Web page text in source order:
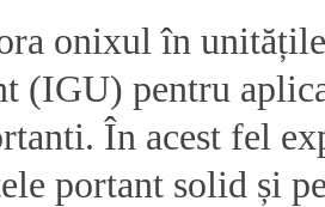
onixul în
(IGU) pentru
În acest fel
portant solid și